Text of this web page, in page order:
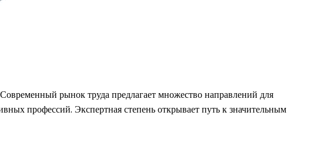
рынок труда предлагает множество направлений для
профессий. Экспертная степень открывает путь к значительным